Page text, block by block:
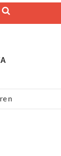
de ajutorul